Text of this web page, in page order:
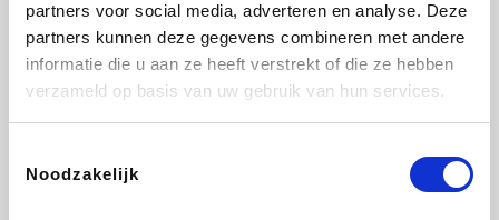
partners voor social media, adverteren en analyse. Deze
partners kunnen deze gegevens combineren met andere
informatie die u aan ze heeft verstrekt of die ze hebben
verzameld op basis van uw gebruik van hun services.
Noodzakelijk
Plopsa
Wijnvoordeel.be